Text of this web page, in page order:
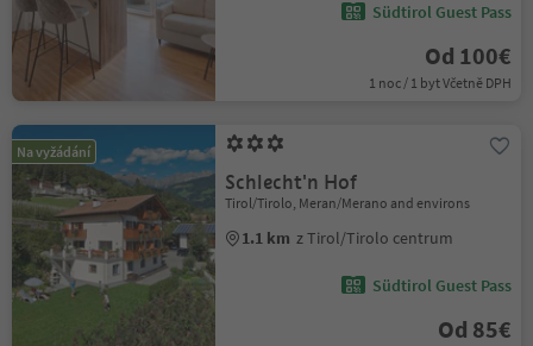
Südtirol Guest Pass
Od 100€
1 noc / 1 byt Včetně DPH
Na vyžádání
Schlecht'n Hof
Tirol/Tirolo, Meran/Merano and environs
1.1 km z Tirol/Tirolo centrum
Südtirol Guest Pass
Od 85€